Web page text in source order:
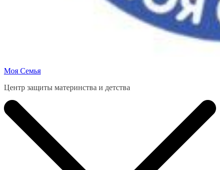
Моя Семья
Центр защиты материнства и детства